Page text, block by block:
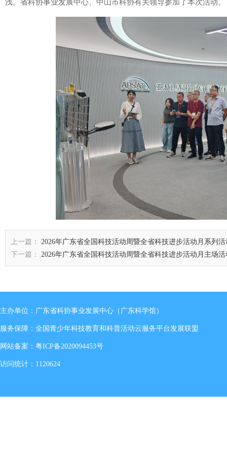
浅。省科协事业发展中心、中山市科协有关领导参加了本次活动。
上一篇：
2026年广东省全国科技活动周暨全省科技进步活动月系列
下一篇：
2026年广东省全国科技活动周暨全省科技进步活动月主场
主办单位：广东省科协事业发展中心（广东科学馆）
服务保障：全国青少年科技教育和科普活动云服务平台发展联盟
网站备案： 粤ICP备2020094453号
访问统计：1120624